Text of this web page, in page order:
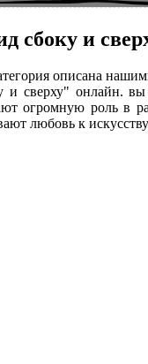
сбоку и
описана
сверху" онлайн.
огромную роль в
любовь к